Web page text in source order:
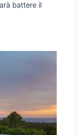
battere il